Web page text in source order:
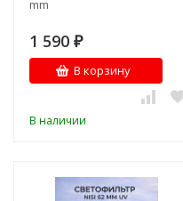
mm
1 590 ₽
В корзину
В наличии